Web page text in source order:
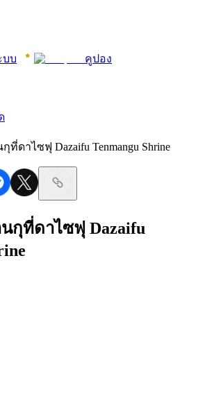
บบ คูปอง
ที่ดาไซฟุ Dazaifu Tenmangu Shrine
กุที่ดาไซฟุ Dazaifu